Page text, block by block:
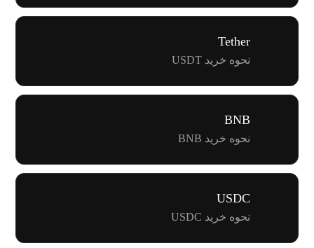
Tether
نحوه خرید USDT
BNB
نحوه خرید BNB
USDC
نحوه خرید USDC